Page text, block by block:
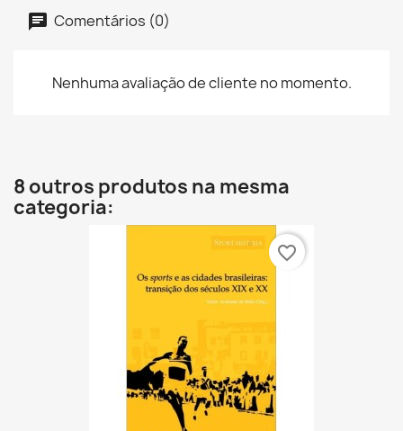
Comentários (0)
Nenhuma avaliação de cliente no momento.
8 outros produtos na mesma
categoria:
favorite_border